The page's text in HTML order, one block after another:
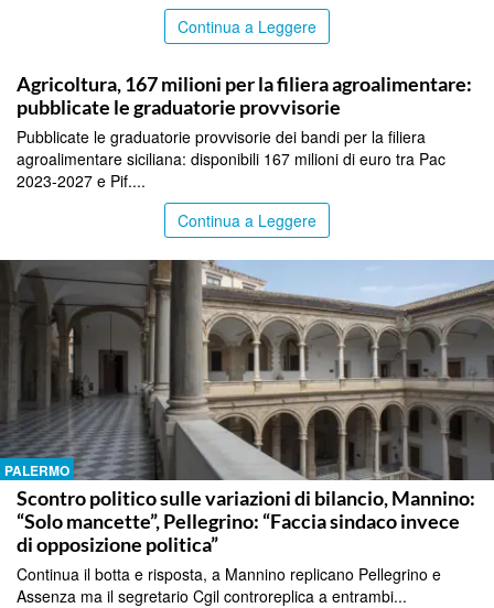
Continua a Leggere
Agricoltura, 167 milioni per la filiera agroalimentare:
pubblicate le graduatorie provvisorie
Pubblicate le graduatorie provvisorie dei bandi per la filiera
agroalimentare siciliana: disponibili 167 milioni di euro tra Pac
2023-2027 e Pif....
Continua a Leggere
PALERMO
Scontro politico sulle variazioni di bilancio, Mannino:
“Solo mancette”, Pellegrino: “Faccia sindaco invece
di opposizione politica”
Continua il botta e risposta, a Mannino replicano Pellegrino e
Assenza ma il segretario Cgil controreplica a entrambi...